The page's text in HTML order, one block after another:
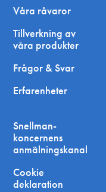
Våra råvaror
Tillverkning av
våra produkter
Frågor & Svar
Erfarenheter
Snellman-
koncernens
anmälningskanal
Cookie
deklaration